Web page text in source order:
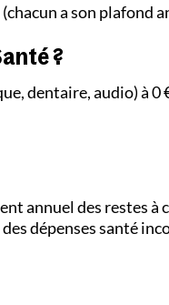
a son plafond
?
dentaire, audio) à 0
annuel des restes à
dépenses santé